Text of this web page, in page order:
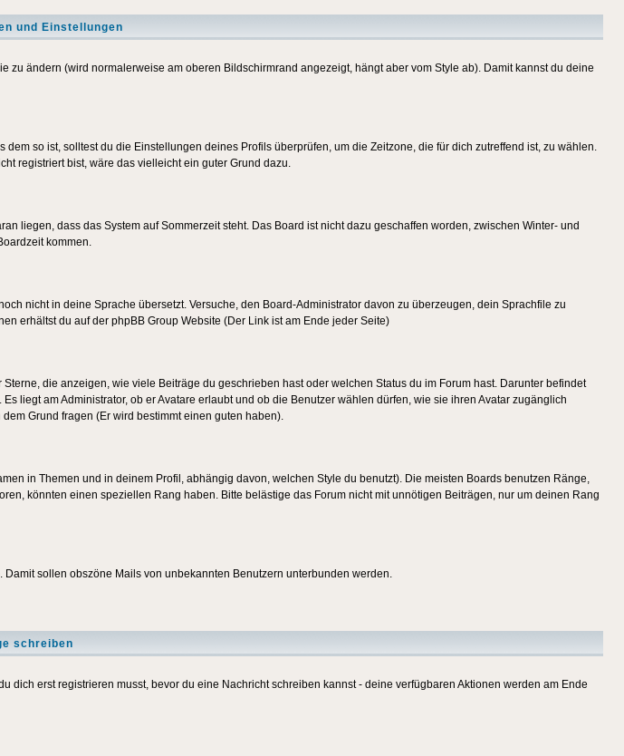
und Einstellungen
zu ändern (wird normalerweise am oberen Bildschirmrand angezeigt, hängt aber vom Style ab). Damit kannst du deine
so ist, solltest du die Einstellungen deines Profils überprüfen, um die Zeitzone, die für dich zutreffend ist, zu wählen.
registriert bist, wäre das vielleicht ein guter Grund dazu.
liegen, dass das System auf Sommerzeit steht. Das Board ist nicht dazu geschaffen worden, zwischen Winter- und
kommen.
nicht in deine Sprache übersetzt. Versuche, den Board-Administrator davon zu überzeugen, dein Sprachfile zu
erhältst du auf der phpBB Group Website (Der Link ist am Ende jeder Seite)
die anzeigen, wie viele Beiträge du geschrieben hast oder welchen Status du im Forum hast. Darunter befindet
liegt am Administrator, ob er Avatare erlaubt und ob die Benutzer wählen dürfen, wie sie ihren Avatar zugänglich
Grund fragen (Er wird bestimmt einen guten haben).
in Themen und in deinem Profil, abhängig davon, welchen Style du benutzt). Die meisten Boards benutzen Ränge,
könnten einen speziellen Rang haben. Bitte belästige das Forum nicht mit unnötigen Beiträgen, nur um deinen Rang
sollen obszöne Mails von unbekannten Benutzern unterbunden werden.
schreiben
erst registrieren musst, bevor du eine Nachricht schreiben kannst - deine verfügbaren Aktionen werden am Ende